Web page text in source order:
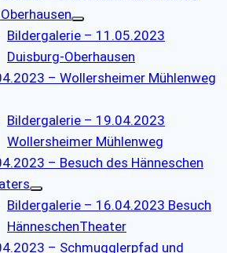
Bildergalerie – 11.05.2023
Duisburg-Oberhausen
– Wollersheimer Mühlenweg
Bildergalerie – 19.04.2023
Wollersheimer Mühlenweg
– Besuch des Hänneschen
Bildergalerie – 16.04.2023 Besuch
HänneschenTheater
– Schmugglerpfad und